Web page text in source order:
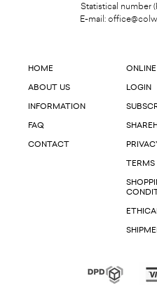
Statistical number
E-mail:
HOME
ABOUT US
INFORMATION
FAQ
CONTACT
LOGIN
TERMS